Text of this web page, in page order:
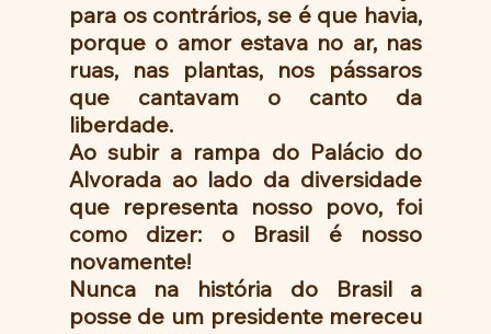
para os contrários, se é que havia,
porque o amor estava no ar, nas
ruas, nas plantas, nos pássaros
que cantavam o canto da
liberdade.
Ao subir a rampa do Palácio do
Alvorada ao lado da diversidade
que representa nosso povo, foi
como dizer: o Brasil é nosso
novamente!
Nunca na história do Brasil a
posse de um presidente mereceu